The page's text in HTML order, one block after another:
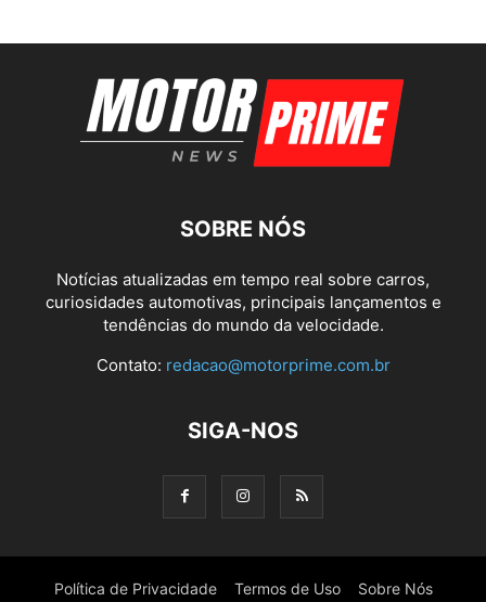
SOBRE NÓS
Notícias atualizadas em tempo real sobre carros,
curiosidades automotivas, principais lançamentos e
tendências do mundo da velocidade.
Contato: redacao@motorprime.com.br
SIGA-NOS
Política de Privacidade Termos de Uso Sobre Nós